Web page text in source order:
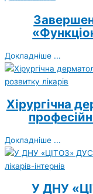
Докладніше ...
Хірургічна
Докладніше ...
У ДНУ